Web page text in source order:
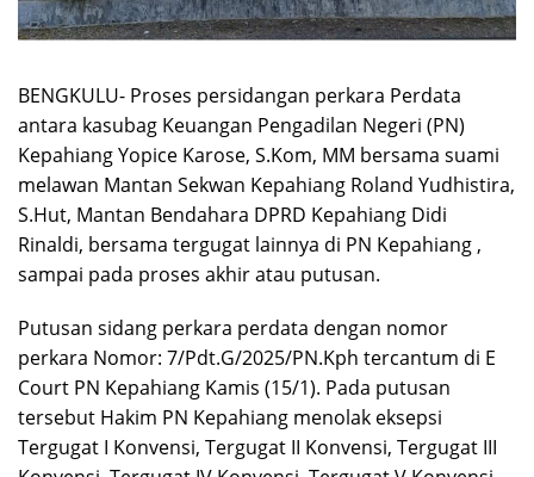
BENGKULU- Proses persidangan perkara Perdata
antara kasubag Keuangan Pengadilan Negeri (PN)
Kepahiang Yopice Karose, S.Kom, MM bersama suami
melawan Mantan Sekwan Kepahiang Roland Yudhistira,
S.Hut, Mantan Bendahara DPRD Kepahiang Didi
Rinaldi, bersama tergugat lainnya di PN Kepahiang ,
sampai pada proses akhir atau putusan.
Putusan sidang perkara perdata dengan nomor
perkara Nomor: 7/Pdt.G/2025/PN.Kph tercantum di E
Court PN Kepahiang Kamis (15/1). Pada putusan
tersebut Hakim PN Kepahiang menolak eksepsi
Tergugat I Konvensi, Tergugat II Konvensi, Tergugat III